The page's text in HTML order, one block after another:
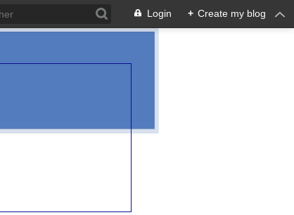
Login + Create my blog